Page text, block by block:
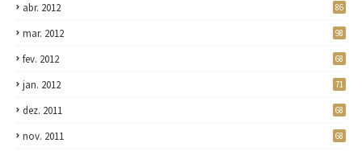
abr. 2012 86
mar. 2012 98
fev. 2012 68
jan. 2012 71
dez. 2011 68
nov. 2011 68